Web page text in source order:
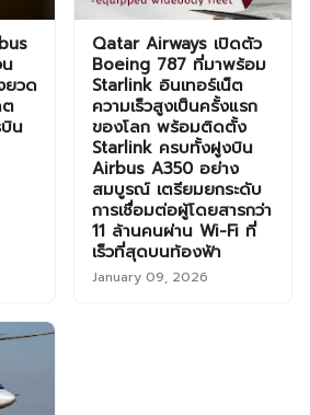
ยวด
ต
น
Qatar Airways เปิดตัว
Boeing 787 ที่มาพร้อม
Starlink อินเทอร์เน็ต
ความเร็วสูงเป็นครั้งแรก
ของโลก พร้อมติดตั้ง
Starlink ครบทั้งฝูงบิน
Airbus A350 อย่าง
สมบูรณ์ เตรียมยกระดับ
การเชื่อมต่อผู้โดยสารกว่า
11 ล้านคนผ่าน Wi-Fi ที่
เร็วที่สุดบนท้องฟ้า
January 09, 2026